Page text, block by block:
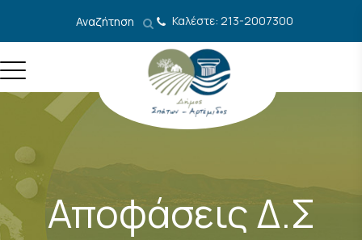
Αναζήτηση Καλέστε: 213-2007300
Αποφάσεις Δ.Σ